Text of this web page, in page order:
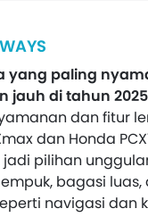
yang paling
jauh di tahun
dan fitur
dan Honda
jadi pilihan
bagasi
navigasi dan